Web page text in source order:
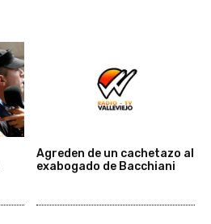
Agreden de un cachetazo al
exabogado de Bacchiani